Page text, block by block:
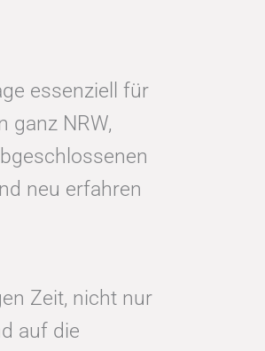
essenziell für
ganz NRW,
neu erfahren
Zeit, nicht nur
auf die